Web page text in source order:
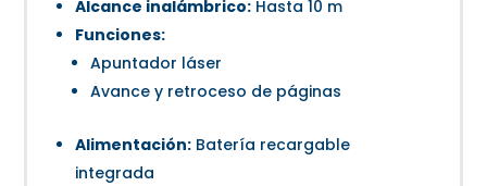
Alcance inalámbrico: Hasta 10 m
Funciones:
Apuntador láser
Avance y retroceso de páginas
Alimentación: Batería recargable
integrada